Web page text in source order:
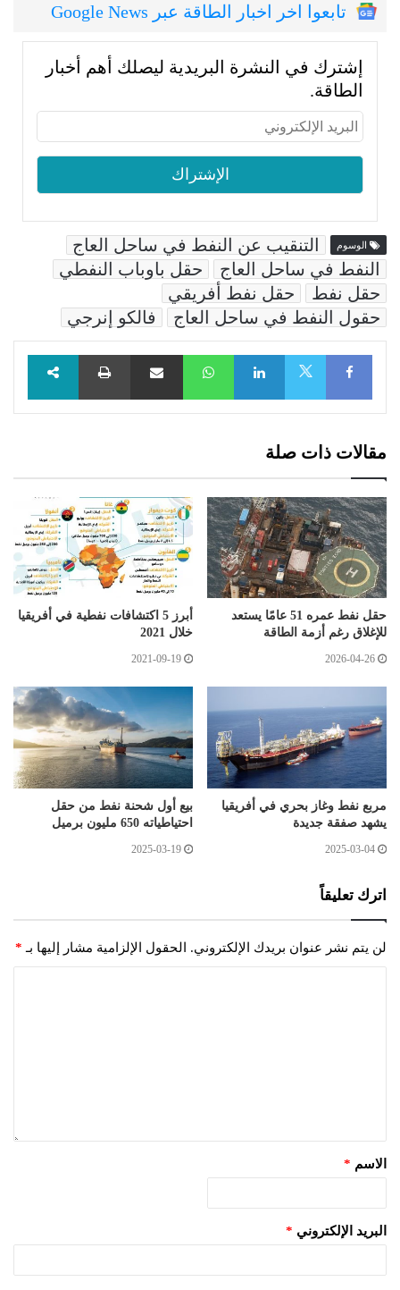
تابعوا اخر اخبار الطاقة عبر Google News
إشترك في النشرة البريدية ليصلك أهم أخبار
الطاقة.
الوسوم
التنقيب عن النفط في ساحل العاج
النفط في ساحل العاج
حقل باوباب النفطي
حقل نفط
حقل نفط أفريقي
حقول النفط في ساحل العاج
فالكو إنرجي
Facebook
LinkedIn
WhatsAppمشاركة عبر البريد طباعة
مقالات ذات صلة
حقل نفط عمره 51 عامًا يستعد
للإغلاق رغم أزمة الطاقة
2026-04-26
أبرز 5 اكتشافات نفطية في أفريقيا
خلال 2021
2021-09-19
مربع نفط وغاز بحري في أفريقيا
يشهد صفقة جديدة
2025-03-04
بيع أول شحنة نفط من حقل
احتياطياته 650 مليون برميل
2025-03-19
اترك تعليقاً
لن يتم نشر عنوان بريدك الإلكتروني. الحقول الإلزامية مشار إليها بـ *
الاسم *
البريد الإلكتروني *